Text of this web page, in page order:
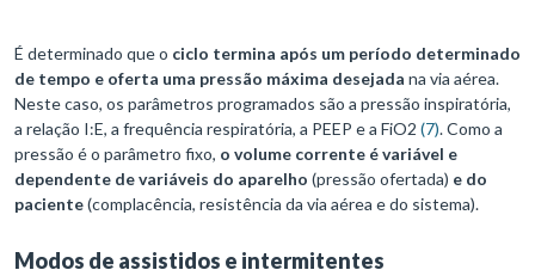
É determinado que o ciclo termina após um período determinado
de tempo e oferta uma pressão máxima desejada na via aérea.
Neste caso, os parâmetros programados são a pressão inspiratória,
a relação I:E, a frequência respiratória, a PEEP e a FiO2 (7). Como a
pressão é o parâmetro fixo, o volume corrente é variável e
dependente de variáveis do aparelho (pressão ofertada) e do
paciente(complacência, resistência da via aérea e do sistema).
Modos de assistidos e intermitentes